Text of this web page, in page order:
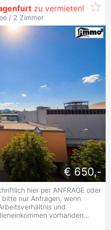
zu vermieten!
/ 2 Zimmer
€ 650,-
hier per ANFRAGE oder
bitte nur Anfragen, wenn
und
vorhanden...